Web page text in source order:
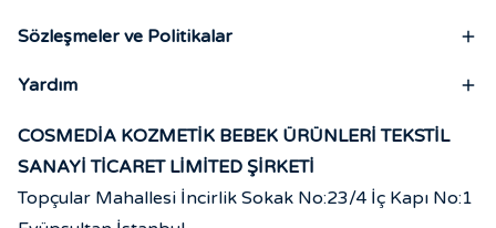
Sözleşmeler ve Politikalar
Yardım
COSMEDİA KOZMETİK BEBEK ÜRÜNLERİ TEKSTİL
SANAYİ TİCARET LİMİTED ŞİRKETİ
Topçular Mahallesi İncirlik Sokak No:23/4 İç Kapı No:1